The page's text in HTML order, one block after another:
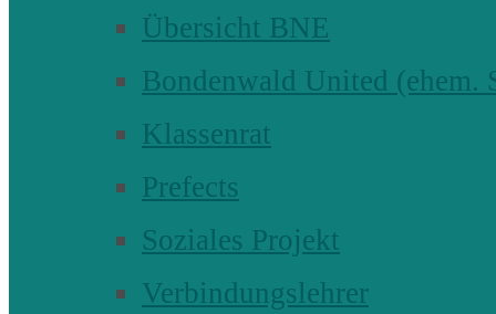
Übersicht BNE
Bondenwald United (ehem.
Klassenrat
Prefects
Soziales Projekt
Verbindungslehrer